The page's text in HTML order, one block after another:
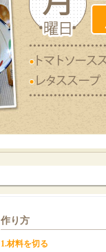
作り方
1.材料を切る